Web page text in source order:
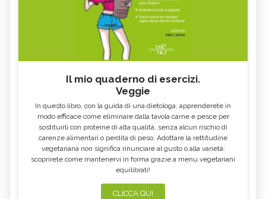
Il mio quaderno di esercizi.
Veggie
In questo libro, con la guida di una dietologa, apprenderete in
modo efficace come eliminare dalla tavola carne e pesce per
sostituirli con proteine di alta qualità, senza alcun rischio di
carenze alimentari o perdita di peso. Adottare la rettitudine
vegetariana non significa rinunciare al gusto o alla varietà:
scoprirete come mantenervi in forma grazie a menu vegetariani
equilibrati!
CLICCA QUI